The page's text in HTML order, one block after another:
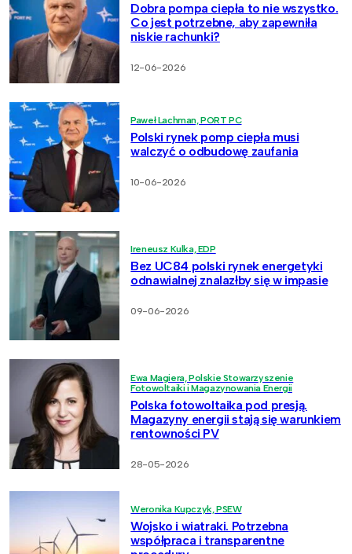
Dobra pompa ciepła to nie wszystko.
Co jest potrzebne, aby zapewniła
niskie rachunki?
12-06-2026
Paweł Lachman, PORT PC
Polski rynek pomp ciepła musi
walczyć o odbudowę zaufania
10-06-2026
Ireneusz Kulka, EDP
Bez UC84 polski rynek energetyki
odnawialnej znalazłby się w impasie
09-06-2026
Ewa Magiera, Polskie Stowarzyszenie
Fotowoltaiki i Magazynowania Energii
Polska fotowoltaika pod presją.
Magazyny energii stają się warunkiem
rentowności PV
28-05-2026
Weronika Kupczyk, PSEW
Wojsko i wiatraki. Potrzebna
współpraca i transparentne